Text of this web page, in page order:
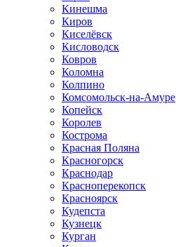
Кинешма
Киров
Киселёвск
Кисловодск
Ковров
Коломна
Колпино
Комсомольск-на-Амуре
Копейск
Королев
Кострома
Красная Поляна
Красногорск
Краснодар
Красноперекопск
Красноярск
Кудепста
Кузнецк
Курган